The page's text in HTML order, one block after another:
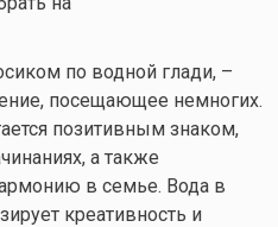
по водной глади, –
посещающее немногих.
позитивным знаком,
а также
в семье. Вода в
креативность и